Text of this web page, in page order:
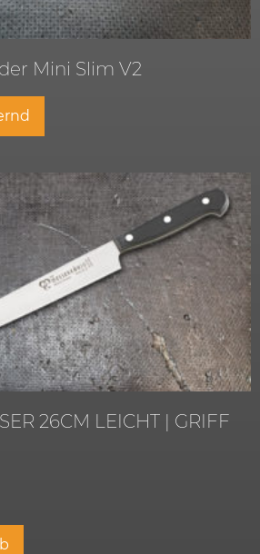
Mini Slim V2
26CM LEICHT | GRIFF